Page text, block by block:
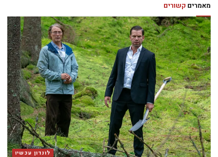
מאמרים קשורים
לונדון עכשיו